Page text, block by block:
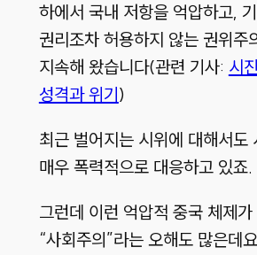
하에서 국내 저항을 억압하고,
권리조차 허용하지 않는 권위주
지속해 왔습니다(관련 기사: 시
성격과 위기 )
최근 벌어지는 시위에 대해서도
매우 폭력적으로 대응하고 있죠.
그런데 이런 억압적 중국 체제가
“사회주의”라는 오해도 많은데